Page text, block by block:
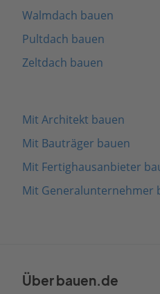
Walmdach bauen
Pultdach bauen
Zeltdach bauen
Mit Architekt bauen
Mit Bauträger bauen
Mit Fertighausanbieter
Mit Generalunternehmer
Über bauen.de